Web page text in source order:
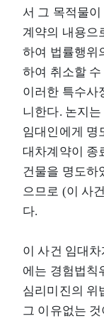
서 그 목적물
계약의 내용으
하여 법률행위
하여 취소할
이러한 특수사
니한다. 논지
임대인에게 명
대차계약이 종
건물을 명도하
으므로 (이 사
다.
이 사건 임대
에는 경험법칙
심리미진의 위
그 이유없는